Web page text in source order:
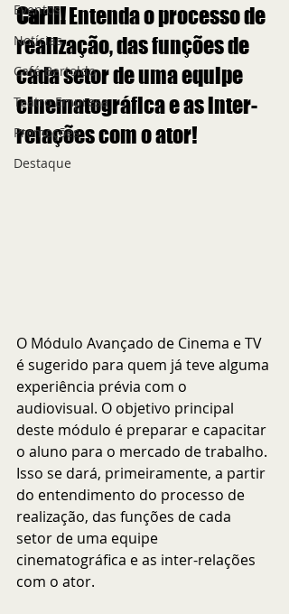
Eventos
Notícias
Café Bertoldo
Teatro Empresa
Promoções
Destaque
Carli! Entenda o processo de
realização, das funções de
cada setor de uma equipe
cinematográfica e as inter-
relações com o ator!
O Módulo Avançado de Cinema e TV
é sugerido para quem já teve alguma
experiência prévia com o
audiovisual. O objetivo principal
deste módulo é preparar e capacitar
o aluno para o mercado de trabalho.
Isso se dará, primeiramente, a partir
do entendimento do processo de
realização, das funções de cada
setor de uma equipe
cinematográfica e as inter-relações
com o ator.